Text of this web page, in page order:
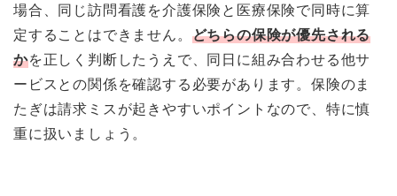
場合、同じ訪問看護を介護保険と医療保険で同時に算
定することはできません。 どちらの保険が優先される
かを正しく判断したうえで、同日に組み合わせる他サ
ービスとの関係を確認する必要があります。保険のま
たぎは請求ミスが起きやすいポイントなので、特に慎
重に扱いましょう。